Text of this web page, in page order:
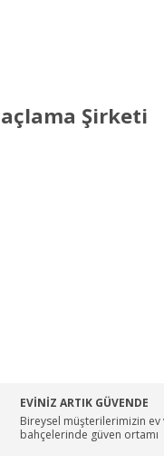
Şirketi
EVİNİZ ARTIK GÜVENDE
Bireysel müşterilerimizin ev
bahçelerinde güven ortamı